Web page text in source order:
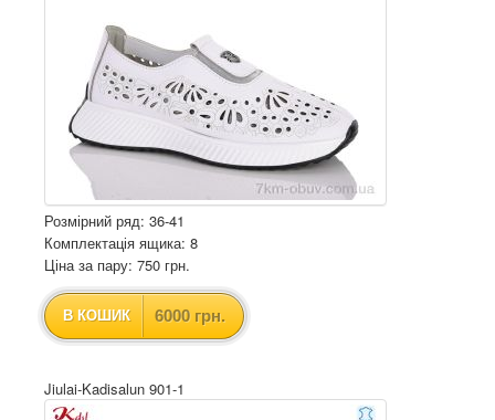
Розмірний ряд: 36-41
Комплектація ящика: 8
Ціна за пару: 750 грн.
В КОШИК 6000 грн.
Jiulai-Kadisalun 901-1